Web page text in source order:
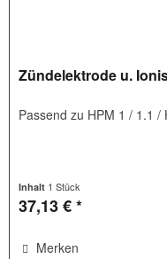
Zündelektrode u.
Passend zu HPM 1 / 1.1 /
Inhalt 1 Stück
37,13 € *
Merken